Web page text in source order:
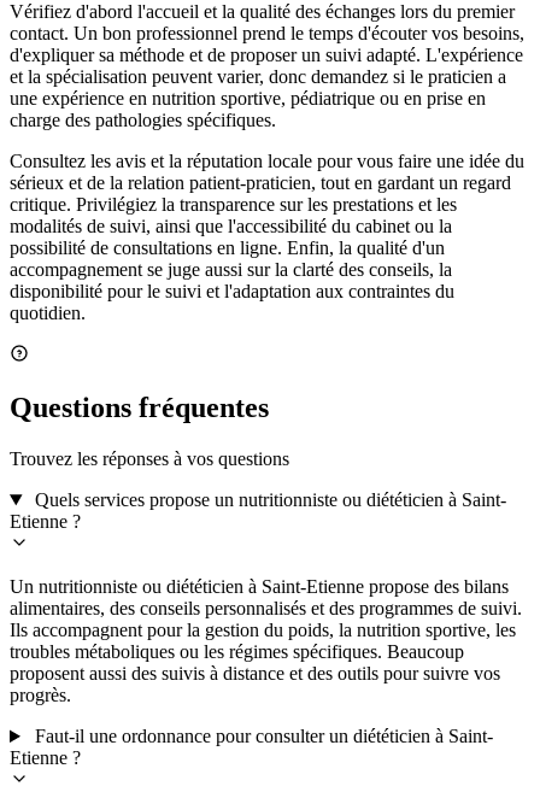
Vérifiez d'abord l'accueil et la qualité des échanges lors du premier
contact. Un bon professionnel prend le temps d'écouter vos besoins,
d'expliquer sa méthode et de proposer un suivi adapté. L'expérience
et la spécialisation peuvent varier, donc demandez si le praticien a
une expérience en nutrition sportive, pédiatrique ou en prise en
charge des pathologies spécifiques.
Consultez les avis et la réputation locale pour vous faire une idée du
sérieux et de la relation patient-praticien, tout en gardant un regard
critique. Privilégiez la transparence sur les prestations et les
modalités de suivi, ainsi que l'accessibilité du cabinet ou la
possibilité de consultations en ligne. Enfin, la qualité d'un
accompagnement se juge aussi sur la clarté des conseils, la
disponibilité pour le suivi et l'adaptation aux contraintes du
quotidien.
Questions fréquentes
Trouvez les réponses à vos questions
Quels services propose un nutritionniste ou diététicien à Saint-
Etienne ?
Un nutritionniste ou diététicien à Saint-Etienne propose des bilans
alimentaires, des conseils personnalisés et des programmes de suivi.
Ils accompagnent pour la gestion du poids, la nutrition sportive, les
troubles métaboliques ou les régimes spécifiques. Beaucoup
proposent aussi des suivis à distance et des outils pour suivre vos
progrès.
Faut-il une ordonnance pour consulter un diététicien à Saint-
Etienne ?